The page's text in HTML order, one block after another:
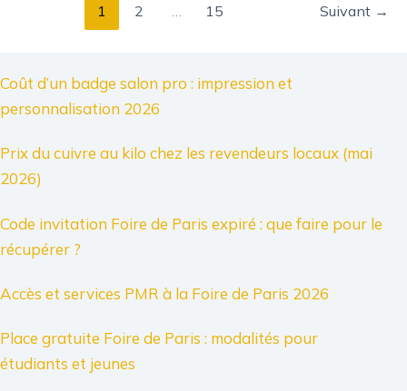
1 2 … 15 Suivant →
Coût d’un badge salon pro : impression et
personnalisation 2026
Prix du cuivre au kilo chez les revendeurs locaux (mai
2026)
Code invitation Foire de Paris expiré : que faire pour le
récupérer ?
Accès et services PMR à la Foire de Paris 2026
Place gratuite Foire de Paris : modalités pour
étudiants et jeunes